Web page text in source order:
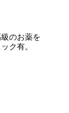
のお薬を
ク有。